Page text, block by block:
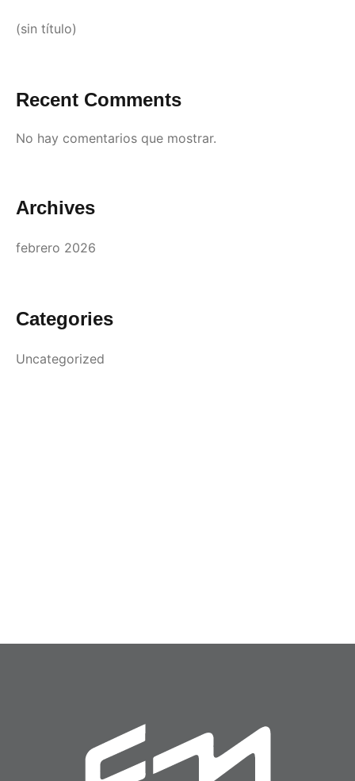
(sin título)
Recent Comments
No hay comentarios que mostrar.
Archives
febrero 2026
Categories
Uncategorized